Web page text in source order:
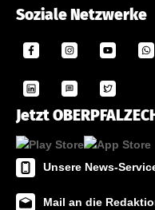
Soziale Netzwerke
Jetzt
Unsere News-
Mail an die